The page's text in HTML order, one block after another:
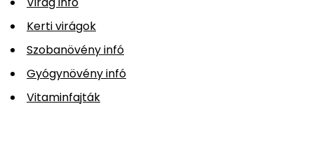
Kerti virágok
Szobanövény infó
Gyógynövény infó
Vitaminfajták